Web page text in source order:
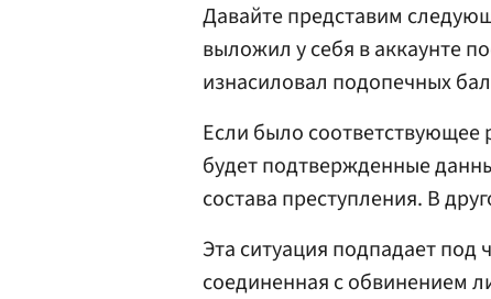
Давайте представим
выложил у себя в аккаунте
изнасиловал подопечных
Если было соответствующее
будет подтвержденные
состава преступления. В
Эта ситуация подпадает под
соединенная с обвинением